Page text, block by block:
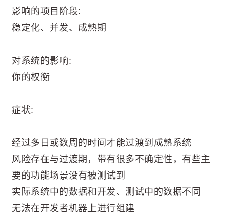
影响的项目阶段:
稳定化、并发、成熟期
对系统的影响:
你的权衡
症状:
经过多日或数周的时间才能过渡到成熟系统
风险存在与过渡期，带有很多不确定性，有些主
要的功能场景没有被测试到
实际系统中的数据和开发、测试中的数据不同
无法在开发者机器上进行组建